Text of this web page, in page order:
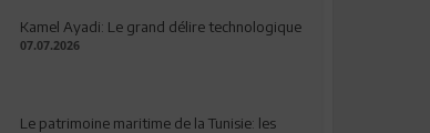
Kamel Ayadi: Le grand délire technologique
07.07.2026
Le patrimoine maritime de la Tunisie: les